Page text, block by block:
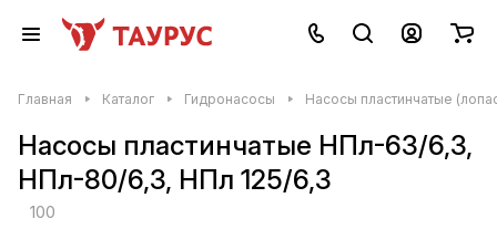
Главная Каталог Гидронасосы Насосы пластинчатые
Насосы пластинчатые НПл-63/6,3,
НПл-80/6,3, НПл 125/6,3
100